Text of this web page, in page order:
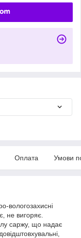
Оплата Умови
вологозахисні
не вигоряє.
саржу, що надає